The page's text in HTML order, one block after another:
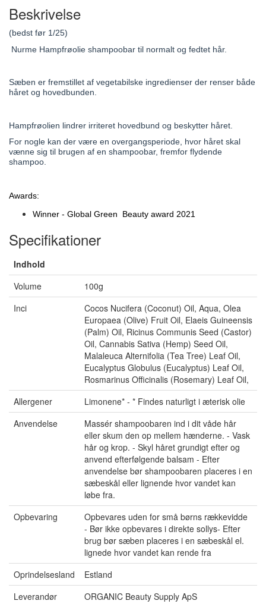
Beskrivelse
(bedst før 1/25)
Nurme Hampfrøolie shampoobar til normalt og fedtet hår.
Sæben er fremstillet af vegetabilske ingredienser der renser både
håret og hovedbunden.
Hampfrøolien lindrer irriteret hovedbund og beskytter håret.
For nogle kan der være en overgangsperiode, hvor håret skal
vænne sig til brugen af en shampoobar, fremfor flydende
shampoo.
Awards:
Winner - Global Green Beauty award 2021
Specifikationer
Indhold
Volume
100g
Inci
Cocos Nucifera (Coconut) Oil, Aqua, Olea
Europaea (Olive) Fruit Oil, Elaeis Guineensis
(Palm) Oil, Ricinus Communis Seed (Castor)
Oil, Cannabis Sativa (Hemp) Seed Oil,
Malaleuca Alternifolia (Tea Tree) Leaf Oil,
Eucalyptus Globulus (Eucalyptus) Leaf Oil,
Rosmarinus Officinalis (Rosemary) Leaf Oil,
Allergener
Limonene* - * Findes naturligt i æterisk olie
Anvendelse
Massér shampoobaren ind i dit våde hår
eller skum den op mellem hænderne. - Vask
hår og krop. - Skyl håret grundigt efter og
anvend efterfølgende balsam - Efter
anvendelse bør shampoobaren placeres i en
sæbeskål eller lignende hvor vandet kan
løbe fra.
Opbevaring
Opbevares uden for små børns rækkevidde
- Bør ikke opbevares i direkte sollys- Efter
brug bør sæben placeres i en sæbeskål el.
lignede hvor vandet kan rende fra
Oprindelsesland
Estland
Leverandør
ORGANIC Beauty Supply ApS